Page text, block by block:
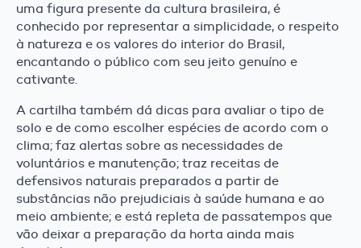
uma figura presente da cultura brasileira, é
conhecido por representar a simplicidade, o respeito
à natureza e os valores do interior do Brasil,
encantando o público com seu jeito genuíno e
cativante.
A cartilha também dá dicas para avaliar o tipo de
solo e de como escolher espécies de acordo com o
clima; faz alertas sobre as necessidades de
voluntários e manutenção; traz receitas de
defensivos naturais preparados a partir de
substâncias não prejudiciais à saúde humana e ao
meio ambiente; e está repleta de passatempos que
vão deixar a preparação da horta ainda mais